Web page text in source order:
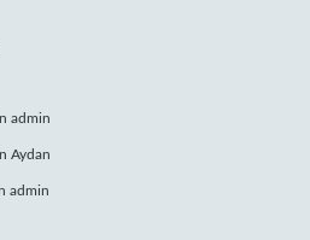
admin
Aydan
admin